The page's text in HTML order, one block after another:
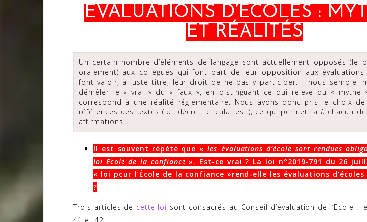
EVALUATIONS D’ÉCOLES :
ET RÉALITÉS
Un certain nombre d’éléments de langage sont actuellement opposés (le
oralement) aux collègues qui font part de leur opposition aux évaluations
font valoir, à juste titre, leur droit de ne pas y participer. Il nous semble
démêler le « vrai » du « faux », en distinguant ce qui relève du « mythe
correspond à une réalité réglementaire. Nous avons donc pris le choix
références des textes (loi, décret, circulaires…), ce qui permettra à chacun
affirmations.
Il est souvent répété que «les évaluations d’école sont rendues
loi Ecole de la confiance ». Est-ce vrai ? La loi n°2019-791 du 26
« loi pour l’École de la confiance »rend-elle les évaluations
?
Trois articles de cette loi sont consacrés au Conseil d’évaluation de l’Ecole :
41 et 42.